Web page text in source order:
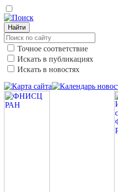
Найти
Точное соответствие
Искать в публикациях
Искать в новостях